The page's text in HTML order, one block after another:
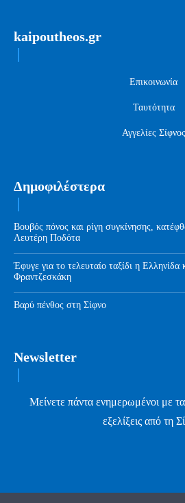
kaipoutheos.gr
Επικοινωνία
Ταυτότητα
Αγγελίες Σίφνος
Δημοφιλέστερα
Βουβός πόνος και ρίγη συγκίνησης,
Λευτέρη Ποδότα
Έφυγε για το τελευταίο ταξίδι η Ελληνίδα
Φραντζεσκάκη
Βαρύ πένθος στη Σίφνο
Newsletter
Μείνετε πάντα ενημερωμένοι με τα
εξελίξεις από τη